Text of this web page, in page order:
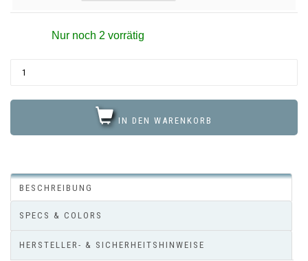
Nur noch 2 vorrätig
IN DEN WARENKORB
BESCHREIBUNG
SPECS & COLORS
HERSTELLER- & SICHERHEITSHINWEISE